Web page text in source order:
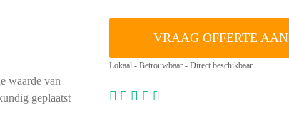
waarde van
geplaatst
VRAAG OFFERTE AAN
Lokaal - Betrouwbaar - Direct beschikbaar